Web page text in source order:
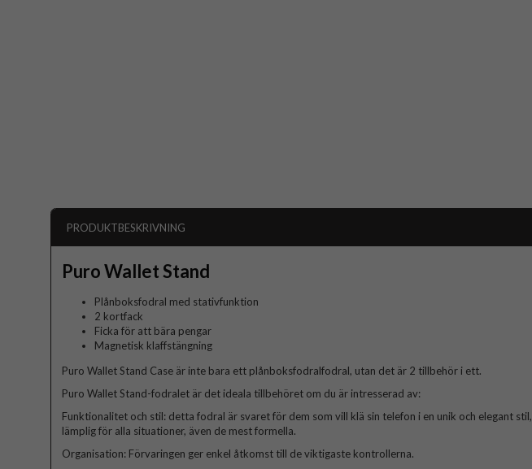
PRODUKTBESKRIVNING
Puro Wallet Stand
Plånboksfodral med stativfunktion
2 kortfack
Ficka för att bära pengar
Magnetisk klaffstängning
Puro Wallet Stand Case är inte bara ett plånboksfodralfodral, utan det är 2 tillbehör i ett.
Puro Wallet Stand-fodralet är det ideala tillbehöret om du är intresserad av:
Funktionalitet och stil: detta fodral är svaret för dem som vill klä sin telefon i en unik och elegant stil,
lämplig för alla situationer, även de mest formella.
Organisation: Förvaringen ger enkel åtkomst till de viktigaste kontrollerna.